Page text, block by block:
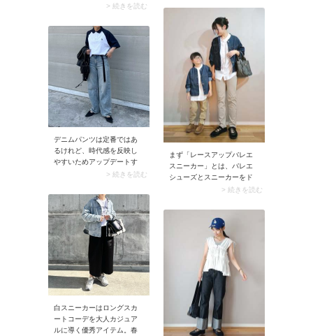
が33度前後の日が多く、35
いので、「とにかく涼しい
服装」が基本のスタイルで
す。また靴は、スニーカー
は疲れにくい一方で暑すぎ
て履いていられないことが
あり、サンダルが最適解。
歩きやすい履き慣れたスポ
ーツサンダルがイチ押しで
す。
> 続きを読む
モノです。足の甲をしっか
り覆うデザインのため、前
から見るとレザーシューズ
のように見えてクリーンに
決まります。
まず「レースアップバレエ
スニーカー」とは、バレエ
シューズとスニーカーをド
ッキングしたような靴のこ
仕様のフェミニンなスニー
カーです。ソール部分はス
ニーカーと同じような作り
なので履き心地がよく安定
感があります。加えてクロ
スさせた靴ひもで甲が引き
締まることで、バレエシュ
ーズにありがちな脱げる心
配もなし。スニーカーなの
にスポーティになりすぎ
ず、女性らしく決まると人
気を集めています。
> 続きを読む
デニムパンツは定番ではあ
るけれど、時代感を反映し
やすいためアップデートす
ると効果的。おしゃれなマ
ナップのような薄色のブル
ーデニムです。特にカーヴ
ィーなシルエットにダメー
ジの入ったタイプは人気加
熱中。登場頻度の高いデニ
ムパンツだからこそ、旬の
一本を手に入れておきまし
ょう。
> 続きを読む
白スニーカーはロングスカ
ートコーデを大人カジュア
ルに導く優秀アイテム。春